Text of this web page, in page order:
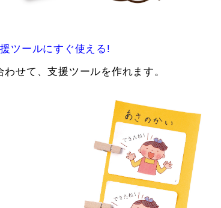
ツールにすぐ使える!
せて、支援ツールを作れます。